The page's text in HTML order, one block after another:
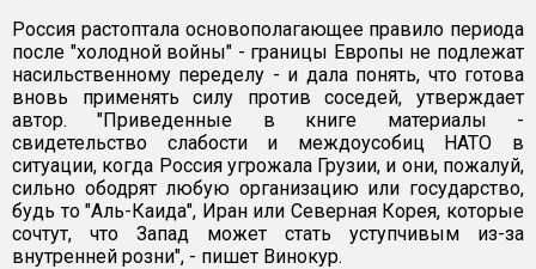
Россия растоптала основополагающее правило периода
после "холодной войны" - границы Европы не подлежат
насильственному переделу - и дала понять, что готова
вновь применять силу против соседей, утверждает
автор. "Приведенные в книге материалы -
свидетельство слабости и междоусобиц НАТО в
ситуации, когда Россия угрожала Грузии, и они, пожалуй,
сильно ободрят любую организацию или государство,
будь то "Аль-Каида", Иран или Северная Корея, которые
сочтут, что Запад может стать уступчивым из-за
внутренней розни", - пишет Винокур.